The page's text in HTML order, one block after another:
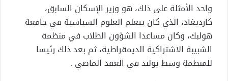
واحد الأمثلة على ذلك، هو وزير الإسكان السابق،
كارديغاد، الذي كان يتعلم العلوم السياسية في جامعة
هولبك، وكان مساعدا الشؤون الطلاب في منظمة
الشبيبة الاشتراكية الديمقراطية، ثم بعد ذلك رئيسا
للمنظمة وسط يولند في العقد الماضي .